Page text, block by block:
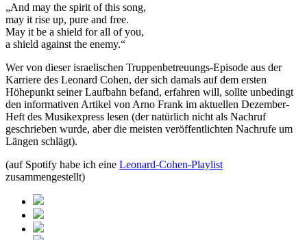
„And may the spirit of this song,
may it rise up, pure and free.
May it be a shield for all of you,
a shield against the enemy.“
Wer von dieser israelischen Truppenbetreuungs-Episode aus der
Karriere des Leonard Cohen, der sich damals auf dem ersten
Höhepunkt seiner Laufbahn befand, erfahren will, sollte unbedingt
den informativen Artikel von Arno Frank im aktuellen Dezember-
Heft des Musikexpress lesen (der natürlich nicht als Nachruf
geschrieben wurde, aber die meisten veröffentlichten Nachrufe um
Längen schlägt).
(auf Spotify habe ich eine Leonard-Cohen-Playlist
zusammengestellt)